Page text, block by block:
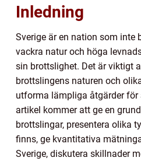
Inledning
Sverige är en nation som inte
vackra natur och höga
sin brottslighet. Det är viktigt
brottslingens naturen och
utforma lämpliga åtgärder för
artikel kommer att ge en
brottslingar, presentera olika
finns, ge kvantitativa
Sverige, diskutera skillnader